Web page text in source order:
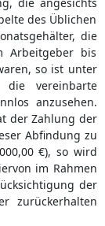
des Üblichen
die
Arbeitgeber bis
so ist unter
die vereinbarte
anzusehen.
der Zahlung der
Abfindung zu
€), so wird
im Rahmen
der
zurückerhalten